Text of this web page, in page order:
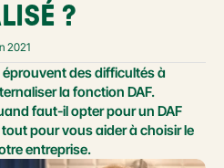
?
2021
des difficultés à
la fonction DAF.
faut-il opter pour un DAF
pour vous aider à choisir le
entreprise.